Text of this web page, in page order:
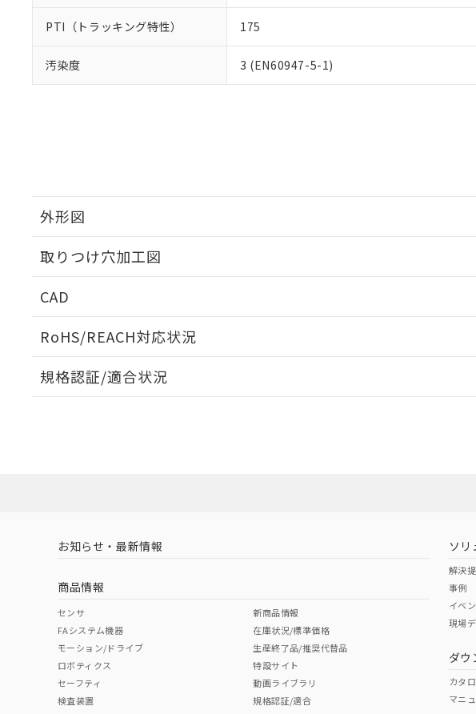
PTI（トラッキング特性） 175
汚染度 3 (EN60947-5-1)
外形図
取りつけ穴加工図
CAD
RoHS/REACH対応状況
EU RoHS 注意事項・凡例
ダウンロードはこ
中国 RoHS 注意事項・凡例
中国 RoHS表
Pb Hg Cr(VI)
規格認証/適合状況
（イギリス
（ノルウェー
（日本
お知らせ・最新情報
商品情報
センサ
FAシステム機器
モーション/ドライブ
ロボティクス
セーフティ
検査装置
新商品情報
在庫状況/標準価格
生産終了品/推奨代替品
特設サイト
動画ライブラリ
規格認証/適合
ソリ
解決
事例
イベ
現場
ダウ
カタ
マニ